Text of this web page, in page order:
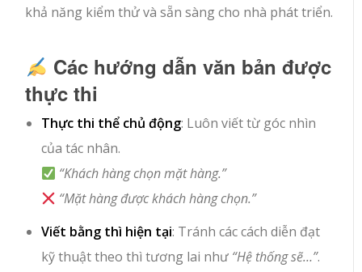
khả năng kiểm thử và sẵn sàng cho nhà phát triển.
Các hướng dẫn văn bản được
thực thi
Thực thi thể chủ động: Luôn viết từ góc nhìn
của tác nhân.
“Khách hàng chọn mặt hàng.”
“Mặt hàng được khách hàng chọn.”
Viết bằng thì hiện tại: Tránh các cách diễn đạt
kỹ thuật theo thì tương lai như “Hệ thống sẽ…”.